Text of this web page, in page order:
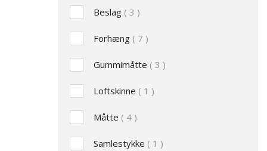
Beslag 3
Forhæng 7
Gummimåtte 3
Loftskinne 1
Måtte 4
Samlestykke 1